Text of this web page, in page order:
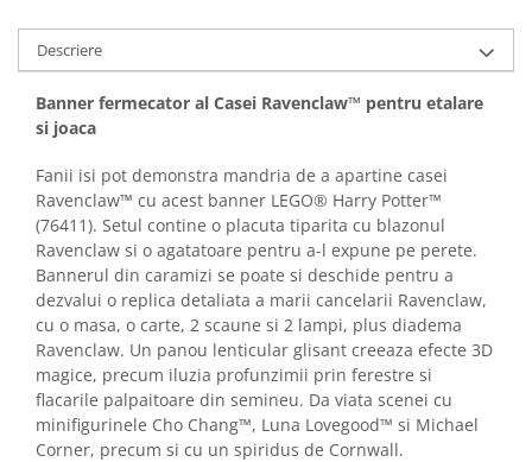
Descriere
Banner fermecator al Casei Ravenclaw™ pentru etalare
si joaca
Fanii isi pot demonstra mandria de a apartine casei
Ravenclaw™ cu acest banner LEGO® Harry Potter™
(76411). Setul contine o placuta tiparita cu blazonul
Ravenclaw si o agatatoare pentru a-l expune pe perete.
Bannerul din caramizi se poate si deschide pentru a
dezvalui o replica detaliata a marii cancelarii Ravenclaw,
cu o masa, o carte, 2 scaune si 2 lampi, plus diadema
Ravenclaw. Un panou lenticular glisant creeaza efecte 3D
magice, precum iluzia profunzimii prin ferestre si
flacarile palpaitoare din semineu. Da viata scenei cu
minifigurinele Cho Chang™, Luna Lovegood™ si Michael
Corner, precum si cu un spiridus de Cornwall.